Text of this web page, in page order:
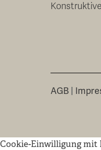
AGB |
Cookie-Einwilligung mit